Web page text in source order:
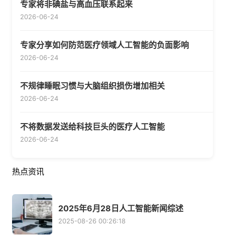
专家将非碘盐与高血压联系起来
2026-06-24
专家分享如何防范医疗领域人工智能的负面影响
2026-06-24
不规律睡眠习惯与大脑组织损伤增加相关
2026-06-24
不将数据发送给科技巨头的医疗人工智能
2026-06-24
热点资讯
2025年6月28日人工智能新闻综述
2025-08-26 00:26:18